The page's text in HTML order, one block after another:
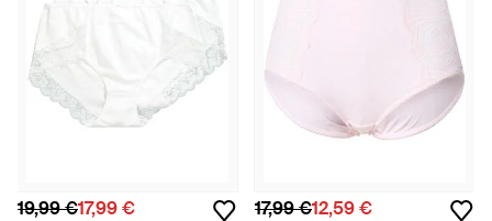
19,99 €17,99 € 17,99 €12,59 €